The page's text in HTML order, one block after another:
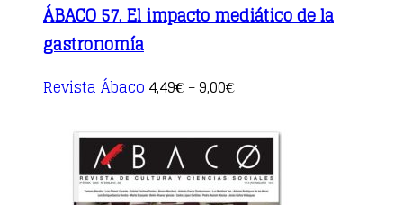
ÁBACO 57. El impacto mediático de la
gastronomía
Revista Ábaco This
product
multiple
variants.
The
options
4,49€ – 9,00€